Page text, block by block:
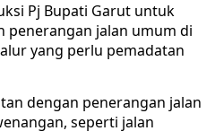
Pj Bupati Garut untuk
penerangan jalan umum di
yang perlu pemadatan
dengan penerangan jalan
seperti jalan